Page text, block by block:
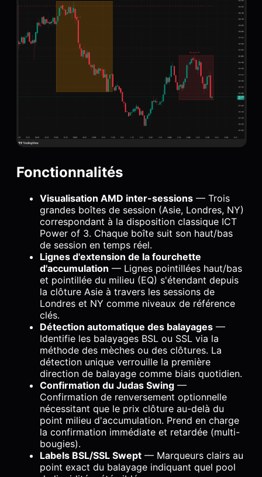
Fonctionnalités
Visualisation AMD inter-sessions — Trois
grandes boîtes de session (Asie, Londres, NY)
correspondant à la disposition classique ICT
Power of 3. Chaque boîte suit son haut/bas
de session en temps réel.
Lignes d'extension de la fourchette
d'accumulation — Lignes pointillées haut/bas
et pointillée du milieu (EQ) s'étendant depuis
la clôture Asie à travers les sessions de
Londres et NY comme niveaux de référence
clés.
Détection automatique des balayages —
Identifie les balayages BSL ou SSL via la
méthode des mèches ou des clôtures. La
détection unique verrouille la première
direction de balayage comme biais quotidien.
Confirmation du Judas Swing —
Confirmation de renversement optionnelle
nécessitant que le prix clôture au-delà du
point milieu d'accumulation. Prend en charge
la confirmation immédiate et retardée (multi-
bougies).
Labels BSL/SSL Swept — Marqueurs clairs au
point exact du balayage indiquant quel pool